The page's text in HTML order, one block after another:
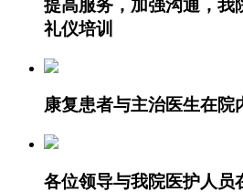
提高服务，加强沟通，我
礼仪培训
康复患者与主治医生在院
各位领导与我院医护人员